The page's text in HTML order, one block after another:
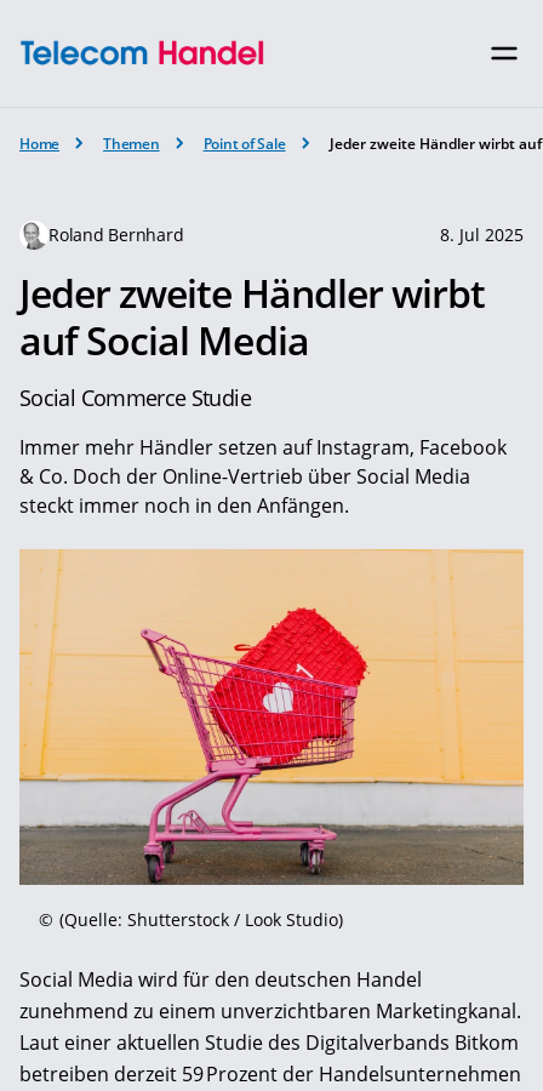
Home Themen Point of Sale Jeder zweite Händler wirbt
Roland Bernhard 8. Jul 2025
Jeder zweite Händler wirbt
auf Social Media
Social Commerce Studie
Immer mehr Händler setzen auf Instagram, Facebook
& Co. Doch der Online-Vertrieb über Social Media
steckt immer noch in den Anfängen.
© (Quelle: Shutterstock / Look Studio)
Social Media wird für den deutschen Handel
zunehmend zu einem unverzichtbaren Marketingkanal.
Laut einer aktuellen Studie des Digitalverbands Bitkom
betreiben derzeit 59 Prozent der Handelsunternehmen